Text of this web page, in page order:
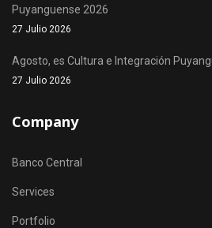
Puyanguense 2026
27 Julio 2026
Agosto, es Cultura e Integración
27 Julio 2026
Company
Banco Central
Services
Portfolio